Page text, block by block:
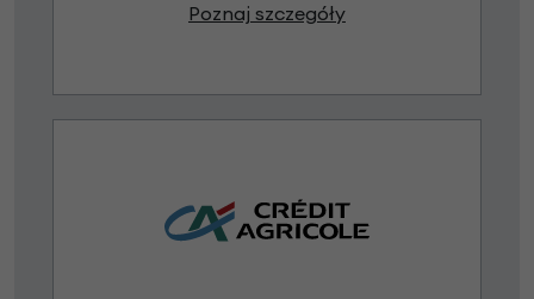
Poznaj szczegóły